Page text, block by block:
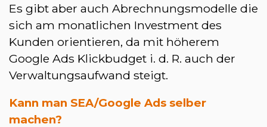
Es gibt aber auch Abrechnungsmodelle die
sich am monatlichen Investment des
Kunden orientieren, da mit höherem
Google Ads Klickbudget i. d. R. auch der
Verwaltungsaufwand steigt.
Kann man SEA/Google Ads selber
machen?